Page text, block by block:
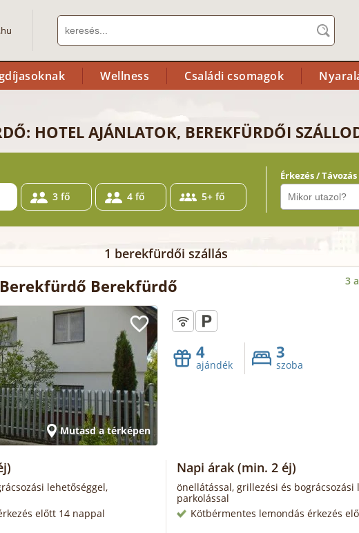
Wellness Családi csomagok
HOTEL AJÁNLATOK, BEREKFÜRDŐI
3 fő 4 fő 5+ fő
Érkezés / Távozás
1 berekfürdői szállás
Berekfürdő 3
Mutasd a térképen
4
ajándék
3
szoba
lehetőséggel,
előtt 14 nappal
Napi árak (min. 2 éj)
önellátással, grillezési és bográcsozási
parkolással
Kötbérmentes lemondás érkezés